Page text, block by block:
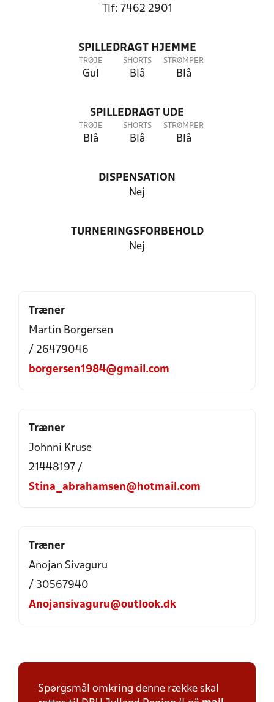
Tlf: 7462 2901
SPILLEDRAGT HJEMME
TRØJE
Gul
SHORTS
Blå
STRØMPER
Blå
SPILLEDRAGT UDE
TRØJE
Blå
SHORTS
Blå
STRØMPER
Blå
DISPENSATION
Nej
TURNERINGSFORBEHOLD
Nej
Træner
Martin Borgersen
/ 26479046
borgersen1984@gmail.com
Træner
Johnni Kruse
21448197 /
Stina_abrahamsen@hotmail.com
Træner
Anojan Sivaguru
/ 30567940
Anojansivaguru@outlook.dk
Spørgsmål omkring denne række skal